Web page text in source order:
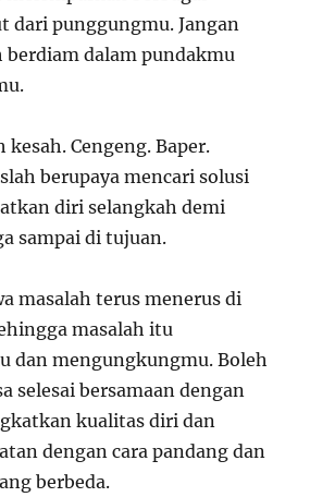
dari punggungmu. Jangan
berdiam dalam pundakmu
Cengeng. Baper.
berupaya mencari solusi
diri selangkah demi
sampai di tujuan.
masalah terus menerus di
masalah itu
dan mengungkungmu. Boleh
selesai bersamaan dengan
kualitas diri dan
dengan cara pandang dan
berbeda.